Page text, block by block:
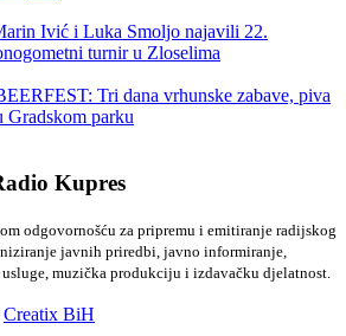
Ivić i Luka Smoljo najavili 22.
turnir u Zloselima
Tri dana vrhunske zabave, piva
Gradskom parku
Kupres
odgovornošću za pripremu i emitiranje radijskog
javnih priredbi, javno informiranje,
muzička produkciju i izdavačku djelatnost.
Creatix BiH